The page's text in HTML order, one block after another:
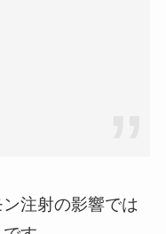
注射の影響では